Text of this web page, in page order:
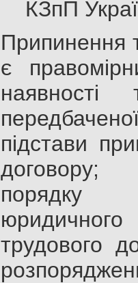
КЗпП
Припинення
є
підстави
порядку
юридичного
трудового